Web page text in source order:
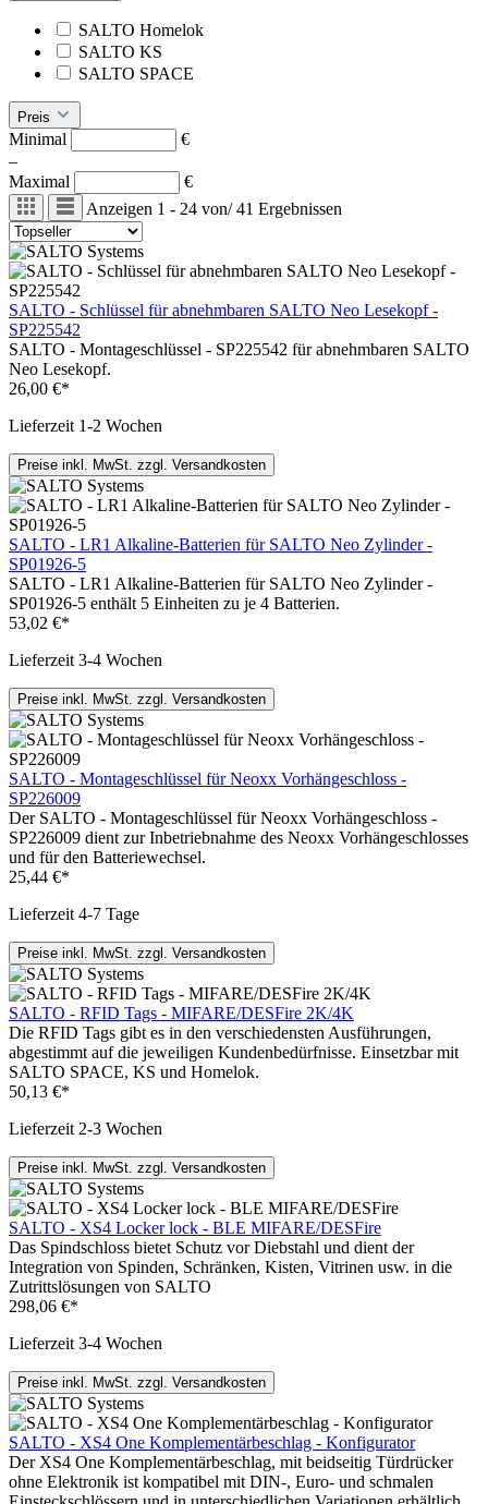
SALTO Homelok
SALTO KS
SALTO SPACE
Preis
Minimal
€
–
Maximal
€
Anzeigen 1 - 24 von/41 Ergebnissen
SALTO - Schlüssel für abnehmbaren SALTO Neo Lesekopf -
SP225542
SALTO - Montageschlüssel - SP225542 für abnehmbaren SALTO
Neo Lesekopf.
26,00 €*
Lieferzeit 1-2 Wochen
Preise inkl. MwSt. zzgl. Versandkosten
SALTO - LR1 Alkaline-Batterien für SALTO Neo Zylinder -
SP01926-5
SALTO - LR1 Alkaline-Batterien für SALTO Neo Zylinder -
SP01926-5 enthält 5 Einheiten zu je 4 Batterien.
53,02 €*
Lieferzeit 3-4 Wochen
Preise inkl. MwSt. zzgl. Versandkosten
SALTO - Montageschlüssel für Neoxx Vorhängeschloss -
SP226009
Der SALTO - Montageschlüssel für Neoxx Vorhängeschloss -
SP226009 dient zur Inbetriebnahme des Neoxx Vorhängeschlosses
und für den Batteriewechsel.
25,44 €*
Lieferzeit 4-7 Tage
Preise inkl. MwSt. zzgl. Versandkosten
SALTO - RFID Tags - MIFARE/DESFire 2K/4K
Die RFID Tags gibt es in den verschiedensten Ausführungen,
abgestimmt auf die jeweiligen Kundenbedürfnisse. Einsetzbar mit
SALTO SPACE, KS und Homelok.
50,13 €*
Lieferzeit 2-3 Wochen
Preise inkl. MwSt. zzgl. Versandkosten
SALTO - XS4 Locker lock - BLE MIFARE/DESFire
Das Spindschloss bietet Schutz vor Diebstahl und dient der
Integration von Spinden, Schränken, Kisten, Vitrinen usw. in die
Zutrittslösungen von SALTO
298,06 €*
Lieferzeit 3-4 Wochen
Preise inkl. MwSt. zzgl. Versandkosten
SALTO - XS4 One Komplementärbeschlag - Konfigurator
Der XS4 One Komplementärbeschlag, mit beidseitig Türdrücker
ohne Elektronik ist kompatibel mit DIN-, Euro- und schmalen